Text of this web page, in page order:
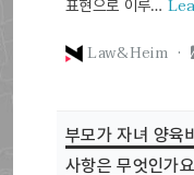
표현으로 이루…
Law&Heim ·
부모가 자녀 양육
사항은 무엇인가